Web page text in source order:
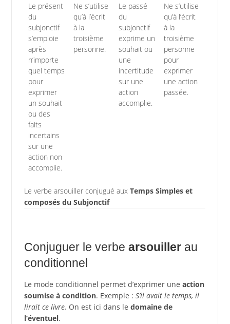
Le présent
du
subjonctif
s’emploie
après
n’importe
quel temps
pour
exprimer
un souhait
ou des
faits
incertains
sur une
action non
accomplie.
Ne s’utilise
qu’à l’écrit
à la
troisième
personne.
Le passé
du
subjonctif
exprime un
souhait ou
une
incertitude
sur une
action
accomplie.
Ne s’utilise
qu’à l’écrit
à la
troisième
personne
pour
exprimer
une action
passée.
Le verbe arsouiller conjugué aux Temps Simples et
composés du Subjonctif
Conjuguer le verbe arsouillerau
conditionnel
Le mode conditionnel permet d’exprimer une action
soumise à condition. Exemple : S’il avait le temps, il
lirait ce livre. On est ici dans le domaine de
l’éventuel.